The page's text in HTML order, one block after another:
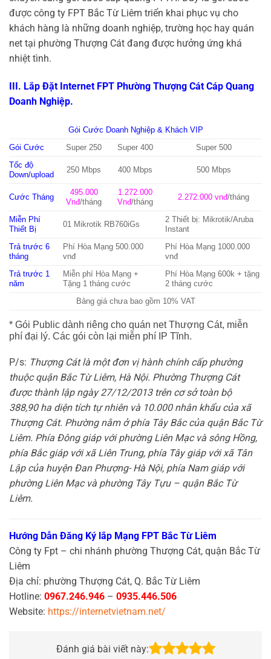
được công ty FPT Bắc Từ Liêm triển khai phục vụ cho
khách hàng là những doanh nghiệp, trường học hay quán
net tại phường Thượng Cát đang được hưởng ứng khá
nhiệt tình.
III. Lắp Đặt Internet FPT Phường Thượng Cát Cáp Quang
Doanh Nghiệp.
Gói Cước Doanh Nghiệp & Khách VIP
Gói Cước Super 250 Super 400 Super 500
Tốc độ
Down/upload
250 Mbps 400 Mbps 500 Mbps
Cước Tháng
495.000
Vnđ/tháng
1.272.000
Vnđ/tháng
2.272.000 vnđ/tháng
Miễn Phí
Thiết Bị
01 Mikrotik RB760iGs
2 Thiết bị: Mikrotik/Aruba
Instant
Trả trước 6
tháng
Phí Hòa Mạng 500.000
vnđ
Phí Hòa Mạng 1000.000
vnđ
Trả trước 1
năm
Miễn phí Hòa Mạng +
Tặng 1 tháng cước
Phí Hòa Mạng 600k + tặng
2 tháng cước
Bảng giá chưa bao gồm 10% VAT
* Gói Public dành riêng cho quán net Thượng Cát, miễn
phí đại lý. Các gói còn lại miễn phí IP Tĩnh.
P/s: Thượng Cát là một đơn vị hành chính cấp phường
thuộc quận Bắc Từ Liêm, Hà Nội. Phường Thượng Cát
được thành lập ngày 27/12/2013 trên cơ sở toàn bộ
388,90 ha diện tích tự nhiên và 10.000 nhân khẩu của xã
Thượng Cát. Phường nằm ở phía Tây Bắc của quận Bắc Từ
Liêm. Phía Đông giáp với phường Liên Mạc và sông Hồng,
phía Bắc giáp với xã Liên Trung, phía Tây giáp với xã Tân
Lập của huyện Đan Phượng- Hà Nội, phía Nam giáp với
phường Liên Mạc và phường Tây Tựu – quận Bắc Từ
Liêm.
Hướng Dẫn Đăng Ký lắp Mạng FPT Bắc Từ Liêm
Công ty Fpt – chi nhánh phường Thượng Cát, quận Bắc Từ
Liêm
Địa chỉ: phường Thượng Cát, Q. Bắc Từ Liêm
Hotline: 0967.246.946 – 0935.446.506
Website: https://internetvietnam.net/
Đánh giá bài viết này: